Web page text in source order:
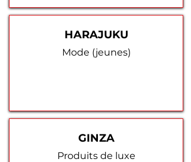
HARAJUKU
Mode (jeunes)
GINZA
Produits de luxe